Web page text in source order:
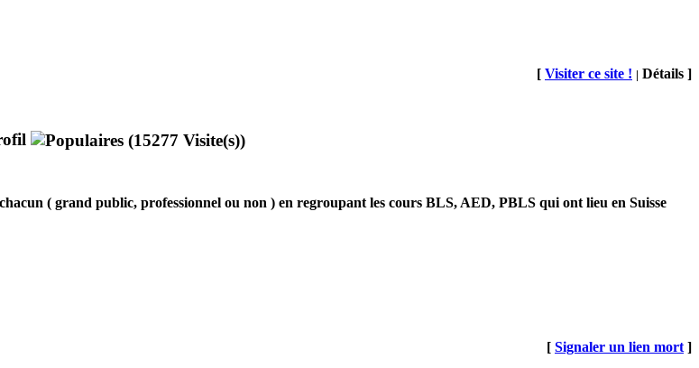
[ Visiter ce site ! | Détails ]
( grand public, professionnel ou non ) en regroupant les cours BLS, AED, PBLS qui ont lieu en Suisse
[ Signaler un lien mort ]